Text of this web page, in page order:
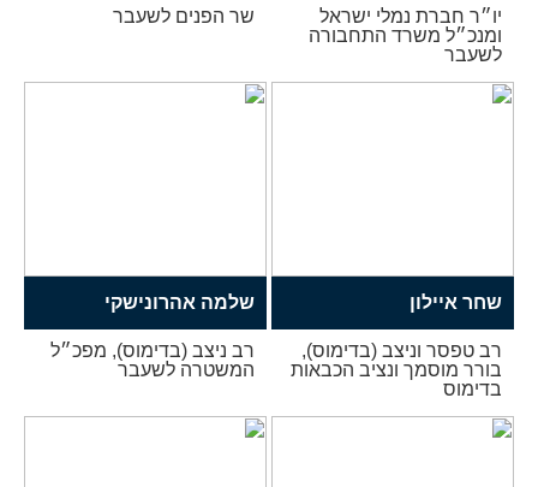
יו״ר חברת נמלי ישראל
ומנכ״ל משרד התחבורה
לשעבר
שר הפנים לשעבר
שחר איילון
רב טפסר וניצב (בדימוס),
בורר מוסמך ונציב הכבאות
בדימוס
שלמה אהרונישקי
רב ניצב (בדימוס), מפכ״ל
המשטרה לשעבר